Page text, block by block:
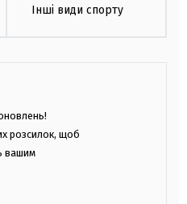
Інші види спорту
розсилок, щоб
вашим